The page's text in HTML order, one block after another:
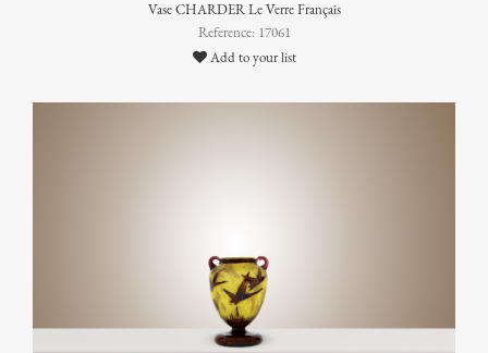
Vase CHARDER Le Verre Français
Reference: 17061
Add to your list